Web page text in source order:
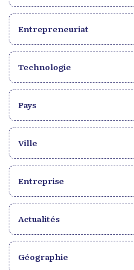
Entrepreneuriat
Technologie
Pays
Ville
Entreprise
Actualités
Géographie